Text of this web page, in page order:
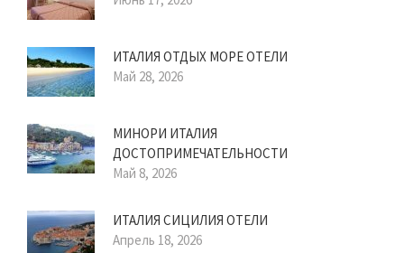
ИТАЛИЯ ОТДЫХ МОРЕ ОТЕЛИ
Май 28, 2026
МИНОРИ ИТАЛИЯ
ДОСТОПРИМЕЧАТЕЛЬНОСТИ
Май 8, 2026
ИТАЛИЯ СИЦИЛИЯ ОТЕЛИ
Апрель 18, 2026